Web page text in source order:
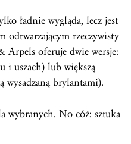
ładnie wygląda, lecz jest
odtwarzającym rzeczywisty
Arpels oferuje dwie wersje:
i uszach) lub większą
wysadzaną brylantami).
wybranych. No cóż: sztuka